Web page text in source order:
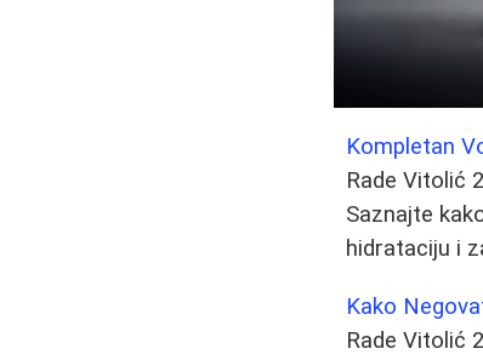
Kompletan
Rade Vitolić
Saznajte
hidrataciju i
Kako
Rade Vitolić